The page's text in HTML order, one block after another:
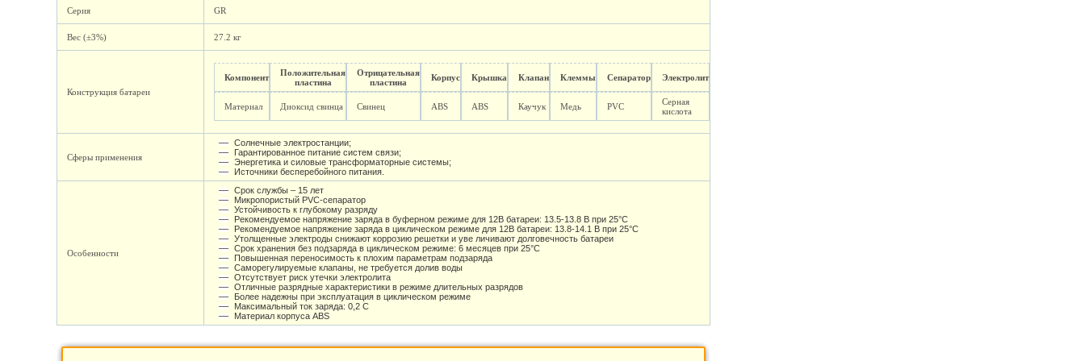
Серия GR
Вес (±3%) 27.2 кг
Конструкция батареи
Компонент
Положительная
пластина
Отрицательная
пластина
Корпус Крышка Клапан Клеммы Сепаратор Электролит
Материал Диоксид свинца Свинец ABS ABS Каучук Медь PVC
Серная
кислота
Сферы применения
Солнечные электростанции;
Гарантированное питание систем связи;
Энергетика и силовые трансформаторные системы;
Источники бесперебойного питания.
Особенности
Срок службы – 15 лет
Микропористый PVC-сепаратор
Устойчивость к глубокому разряду
Рекомендуемое напряжение заряда в буферном режиме для 12В батареи: 13.5-13.8 В при 25°С
Рекомендуемое напряжение заряда в циклическом режиме для 12В батареи: 13.8-14.1 В при 25°С
Утолщенные электроды снижают коррозию решетки и уве личивают долговечность батареи
Срок хранения без подзаряда в циклическом режиме: 6 месяцев при 25°С
Повышенная переносимость к плохим параметрам подзаряда
Саморегулируемые клапаны, не требуется долив воды
Отсутствует риск утечки электролита
Отличные разрядные характеристики в режиме длительных разрядов
Более надежны при эксплуатация в циклическом режиме
Максимальный ток заряда: 0,2 С
Материал корпуса ABS